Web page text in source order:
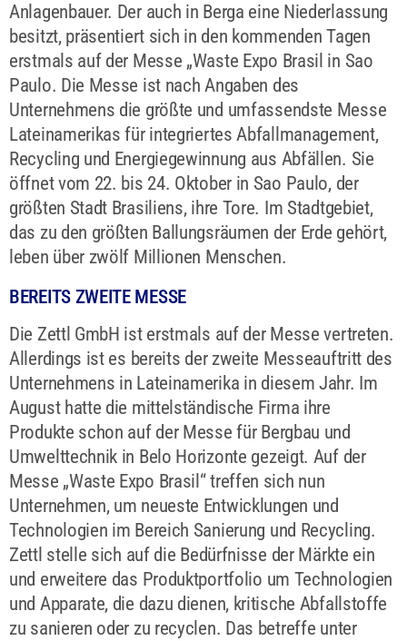
Anlagenbauer. Der auch in Berga eine Niederlassung
besitzt, präsentiert sich in den kommenden Tagen
erstmals auf der Messe „Waste Expo Brasil in Sao
Paulo. Die Messe ist nach Angaben des
Unternehmens die größte und umfassendste Messe
Lateinamerikas für integriertes Abfallmanagement,
Recycling und Energiegewinnung aus Abfällen. Sie
öffnet vom 22. bis 24. Oktober in Sao Paulo, der
größten Stadt Brasiliens, ihre Tore. Im Stadtgebiet,
das zu den größten Ballungsräumen der Erde gehört,
leben über zwölf Millionen Menschen.
BEREITS ZWEITE MESSE
Die Zettl GmbH ist erstmals auf der Messe vertreten.
Allerdings ist es bereits der zweite Messeauftritt des
Unternehmens in Lateinamerika in diesem Jahr. Im
August hatte die mittelständische Firma ihre
Produkte schon auf der Messe für Bergbau und
Umwelttechnik in Belo Horizonte gezeigt. Auf der
Messe „Waste Expo Brasil“ treffen sich nun
Unternehmen, um neueste Entwicklungen und
Technologien im Bereich Sanierung und Recycling.
Zettl stelle sich auf die Bedürfnisse der Märkte ein
und erweitere das Produktportfolio um Technologien
und Apparate, die dazu dienen, kritische Abfallstoffe
zu sanieren oder zu recyclen. Das betreffe unter